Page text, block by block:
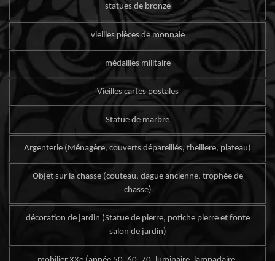
statues de bronze
vieilles pièces de monnaie
médailles militaire
Vieilles cartes postales
Statue de marbre
Argenterie (Ménagère, couverts dépareillés, theillere, plateau)
Objet sur la chasse (couteau, dague ancienne, trophée de
chasse)
décoration de jardin (Statue de pierre, potiche pierre et fonte
salon de jardin)